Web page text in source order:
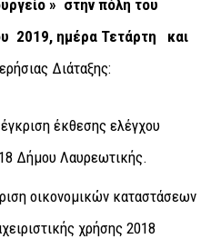
» στην πόλη του
2019, ημέρα Τετάρτη
και
Διάταξης:
έκθεσης ελέγχου
Δήμου Λαυρεωτικής.
οικονομικών καταστάσεων
χρήσης 2018